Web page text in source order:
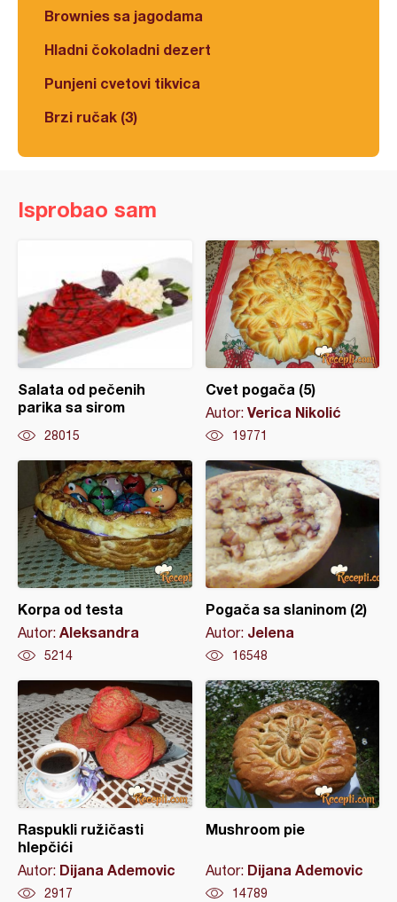
Brownies sa jagodama
Hladni čokoladni dezert
Punjeni cvetovi tikvica
Brzi ručak (3)
Isprobao sam
Salata od pečenih
parika sa sirom
28015
Cvet pogača (5)
Autor: Verica Nikolić
19771
Korpa od testa
Autor: Aleksandra
5214
Pogača sa slaninom (2)
Autor: Jelena
16548
Raspukli ružičasti
hlepčići
Autor: Dijana Ademovic
2917
Mushroom pie
Autor: Dijana Ademovic
14789